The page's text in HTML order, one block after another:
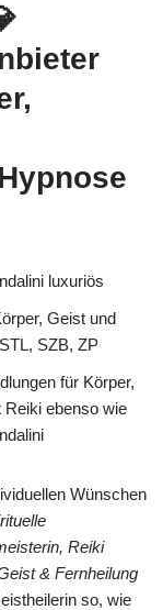
luxuriös
Geist und
SZB, ZP
für Körper,
Reiki ebenso wie
Wünschen
Reiki
& Fernheilung
so, wie